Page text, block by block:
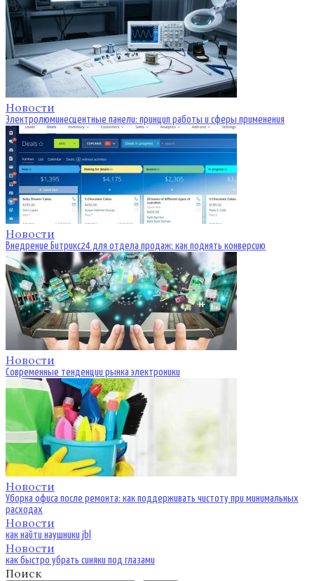
Новости
Электролюминесцентные панели: принцип работы и сферы применения
Новости
Внедрение Битрикс24 для отдела продаж: как поднять конверсию
Новости
Современные тенденции рынка электроники
Новости
Уборка офиса после ремонта: как поддерживать чистоту при минимальных
расходах
Новости
как найти наушники jbl
Новости
как быстро убрать синяки под глазами
Поиск